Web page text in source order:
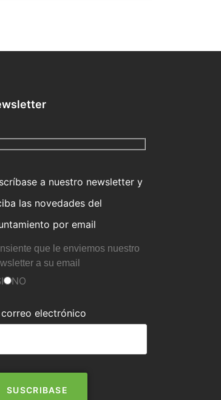
a nuestro newsletter y
las novedades del
por email
que le enviemos nuestro
a su email
NO
correo electrónico